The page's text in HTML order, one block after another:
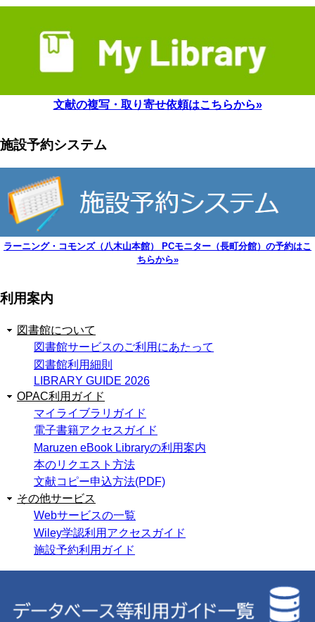
文献の複写・取り寄せ依頼はこちらから»
施設予約システム
ラーニング・コモンズ（八木山本館） PCモニター（長町分館）の予約はこ
ちらから»
利用案内
図書館について
図書館サービスのご利用にあたって
図書館利用細則
LIBRARY GUIDE 2026
OPAC利用ガイド
マイライブラリガイド
電子書籍アクセスガイド
Maruzen eBook Libraryの利用案内
本のリクエスト方法
文献コピー申込方法(PDF)
その他サービス
Webサービスの一覧
Wiley学認利用アクセスガイド
施設予約利用ガイド